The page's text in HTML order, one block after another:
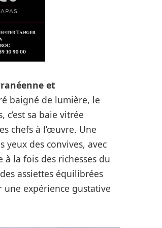
et
baigné de lumière, le
sa baie vitrée
chefs à l’œuvre. Une
yeux des convives, avec
à la fois des richesses du
assiettes équilibrées
expérience gustative